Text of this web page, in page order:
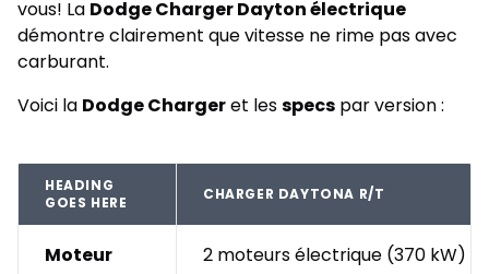
vous! La Dodge Charger Dayton électrique
démontre clairement que vitesse ne rime pas avec
carburant.
Voici la Dodge Chargeret lesspecs par version :
HEADING
GOES HERE
CHARGER DAYTONA R/T
Moteur 2 moteurs électrique (370 kW) +